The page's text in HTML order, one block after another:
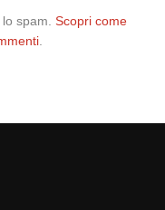
lo spam.Scopri come